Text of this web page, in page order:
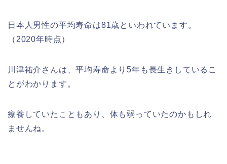
日本人男性の平均寿命は81歳といわれています。
（2020年時点）
川津祐介さんは、平均寿命より5年も長生きしているこ
とがわかります。
療養していたこともあり、体も弱っていたのかもしれ
ませんね。